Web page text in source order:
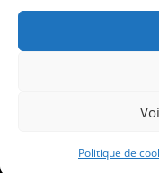
Politique de
dapibus leo"
Bradley
RGPD et